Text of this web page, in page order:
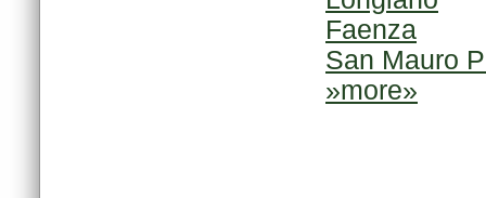
Faenza
San Mauro
»more»